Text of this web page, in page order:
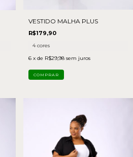
VESTIDO MALHA PLUS
R$179,90
4 cores
6 x de R$29,98 sem juros
COMPRAR